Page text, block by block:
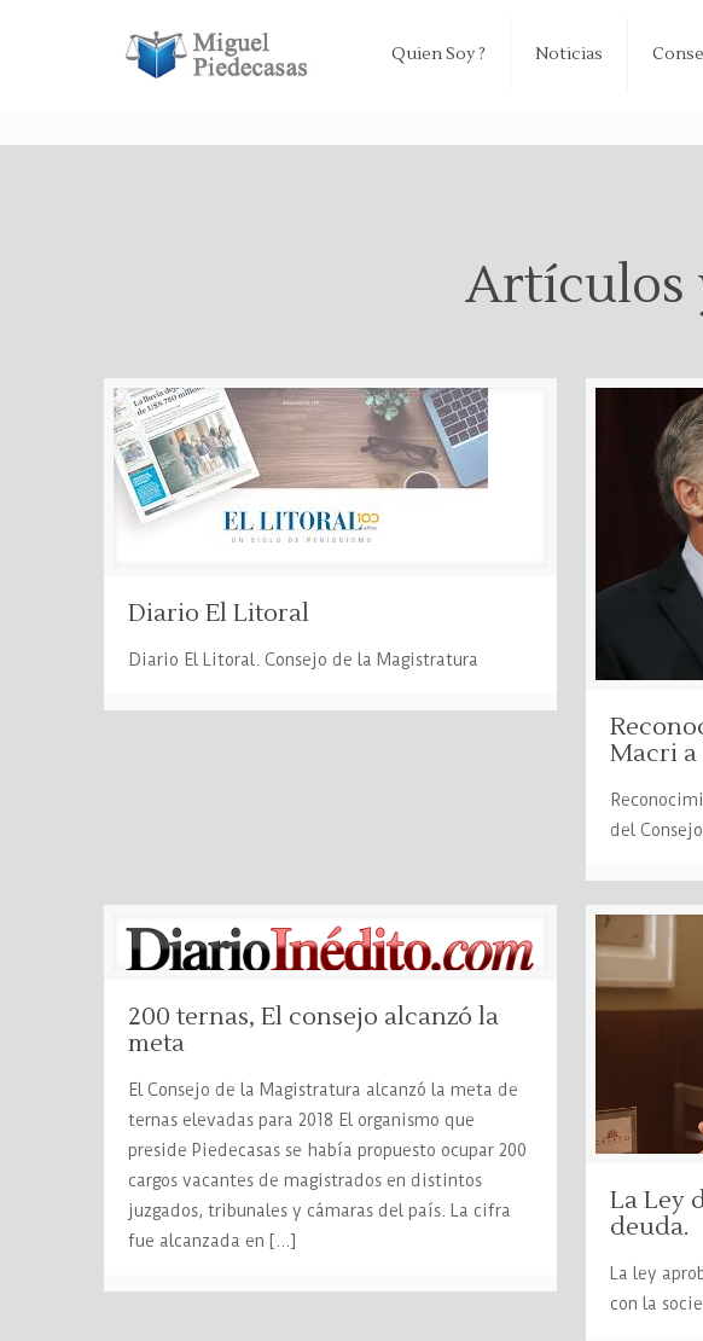
Quien Soy ? Noticias
Artículos
Diario El Litoral
Diario El Litoral. Consejo de la Magistratura
Macri a
del Consejo
200 ternas, El consejo alcanzó la
meta
El Consejo de la Magistratura alcanzó la meta de
ternas elevadas para 2018 El organismo que
preside Piedecasas se había propuesto ocupar 200
cargos vacantes de magistrados en distintos
juzgados, tribunales y cámaras del país. La cifra
fue alcanzada en […]
La Ley
deuda.
La ley
con la